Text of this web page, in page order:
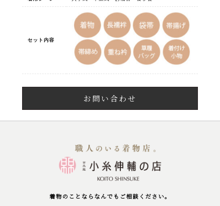
セット内容
お問い合わせ
着物のことならなんでもご相談ください。